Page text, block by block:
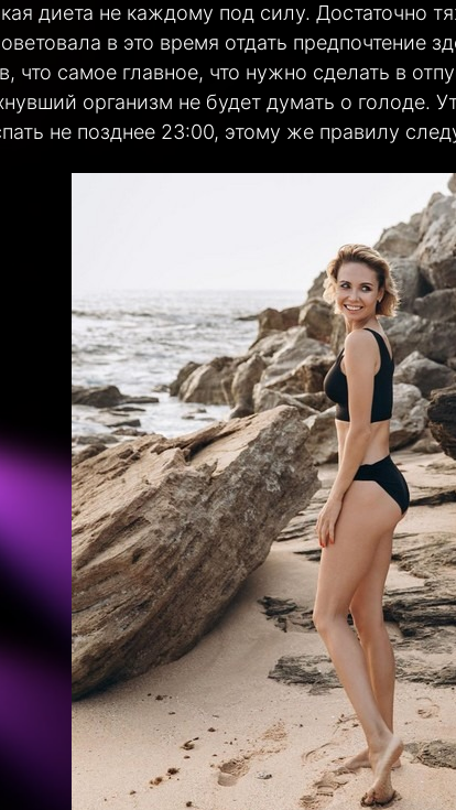
диета не каждому под силу. Достаточно
в это время отдать предпочтение
что самое главное, что нужно сделать в
организм не будет думать о голоде.
не позднее 23:00, этому же правилу